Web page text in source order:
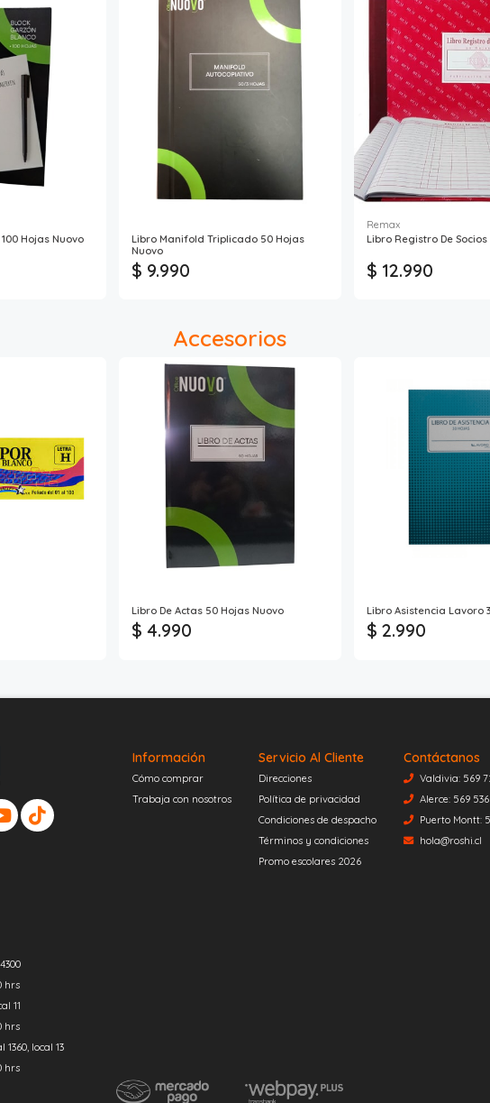
Hojas Nuovo
Libro Manifold Triplicado 50 Hojas
Nuovo
$ 9.990
Remax
Libro Registro De Socios
$ 12.990
Accesorios
Libro De Actas 50 Hojas Nuovo
$ 4.990
Libro Asistencia Lavoro
$ 2.990
Información
Cómo comprar
Trabaja con nosotros
Servicio Al Cliente
Direcciones
Política de privacidad
Condiciones de despacho
Términos y condiciones
Promo escolares 2026
Contáctanos
Valdivia: 569
Alerce: 569
Puerto Montt:
hola@roshi.cl
hrs
11
hrs
local 13
hrs